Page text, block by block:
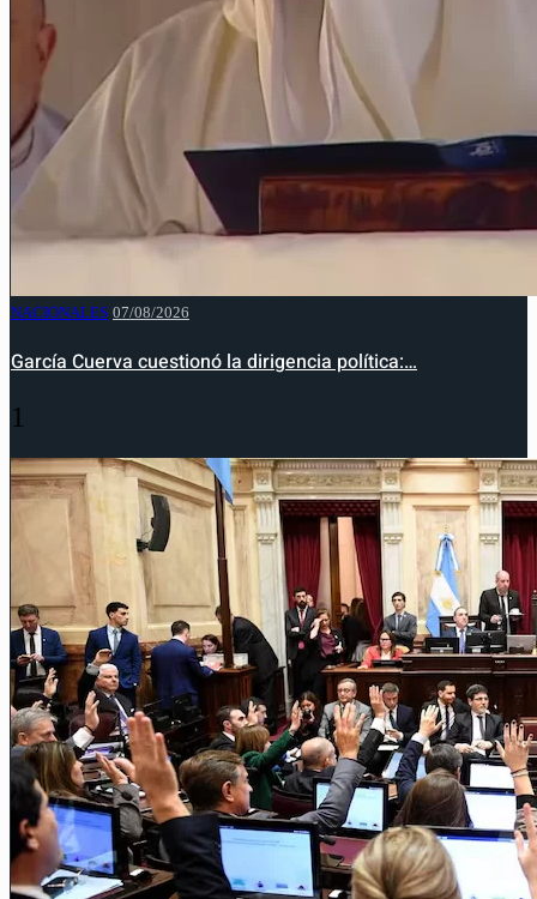
NACIONALES 07/08/2026
García Cuerva cuestionó la dirigencia política:…
1